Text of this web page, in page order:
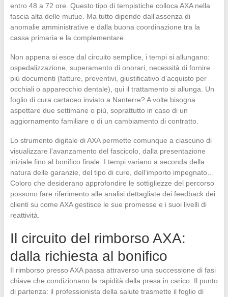
entro 48 a 72 ore. Questo tipo di tempistiche colloca AXA nella
fascia alta delle mutue. Ma tutto dipende dall’assenza di
anomalie amministrative e dalla buona coordinazione tra la
cassa primaria e la complementare.
Non appena si esce dal circuito semplice, i tempi si allungano:
ospedalizzazione, superamento di onorari, necessità di fornire
più documenti (fatture, preventivi, giustificativo d’acquisto per
occhiali o apparecchio dentale), qui il trattamento si allunga. Un
foglio di cura cartaceo inviato a Nanterre? A volte bisogna
aspettare due settimane o più, soprattutto in caso di un
aggiornamento familiare o di un cambiamento di contratto.
Lo strumento digitale di AXA permette comunque a ciascuno di
visualizzare l’avanzamento del fascicolo, dalla presentazione
iniziale fino al bonifico finale. I tempi variano a seconda della
natura delle garanzie, del tipo di cure, dell’importo impegnato…
Coloro che desiderano approfondire le sottigliezze del percorso
possono fare riferimento alle analisi dettagliate dei feedback dei
clienti su come AXA gestisce le sue promesse e i suoi livelli di
reattività.
Il circuito del rimborso AXA:
dalla richiesta al bonifico
Il rimborso presso AXA passa attraverso una successione di fasi
chiave che condizionano la rapidità della presa in carico. Il punto
di partenza: il professionista della salute trasmette il foglio di